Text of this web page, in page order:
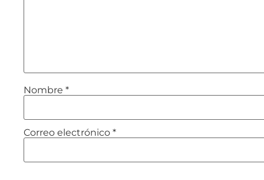
Nombre *
Correo electrónico *